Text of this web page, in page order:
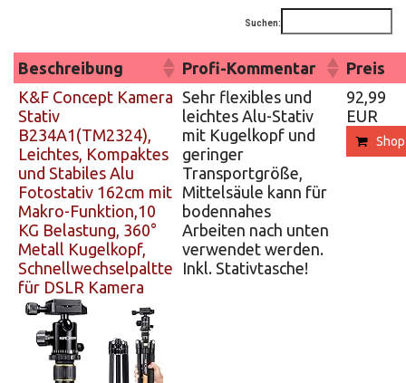
Suchen:
Beschreibung Profi-Kommentar
Preis
K&F Concept Kamera
Stativ
B234A1(TM2324),
Leichtes, Kompaktes
und Stabiles Alu
Fotostativ 162cm mit
Makro-Funktion,10
KG Belastung, 360°
Metall Kugelkopf,
Schnellwechselpaltte
für DSLR Kamera
Sehr flexibles und
leichtes Alu-Stativ
mit Kugelkopf und
geringer
Transportgröße,
Mittelsäule kann für
bodennahes
Arbeiten nach unten
verwendet werden.
Inkl. Stativtasche!
92,99
EUR
Shop